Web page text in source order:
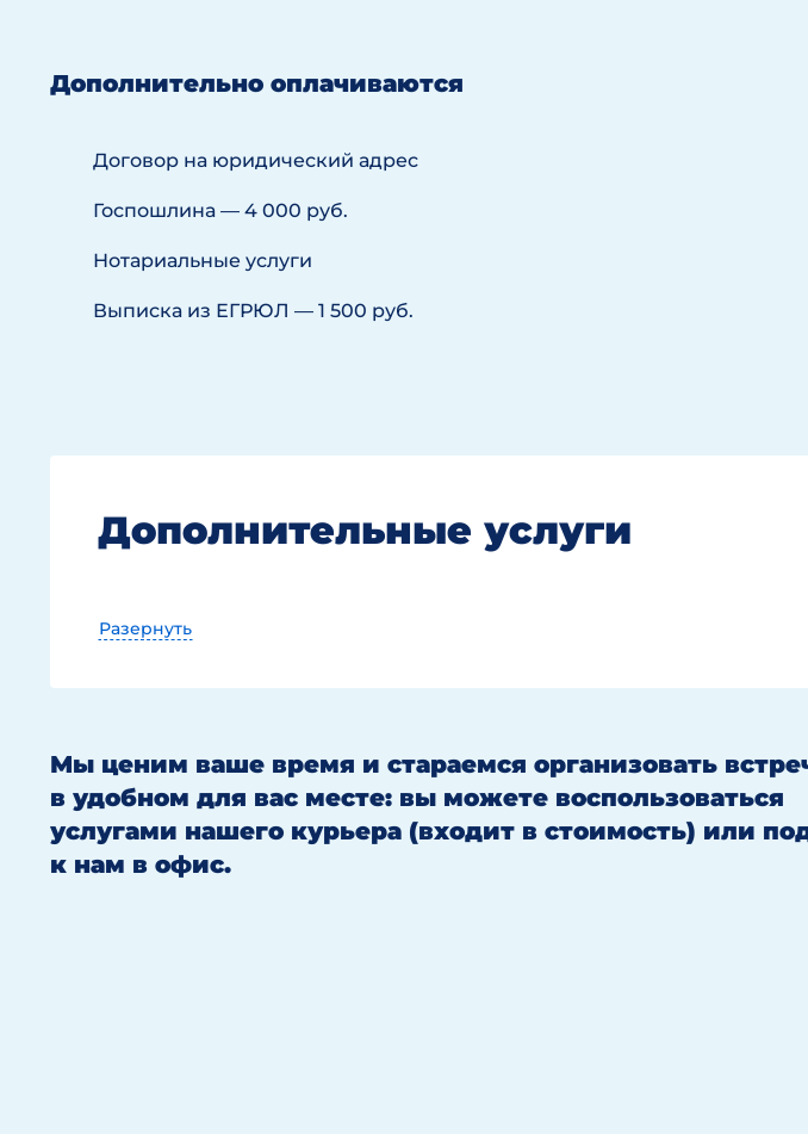
Дополнительно оплачиваются
Договор на юридический адрес
Госпошлина — 4 000 руб.
Нотариальные услуги
Выписка из ЕГРЮЛ — 1 500 руб.
Дополнительные услуги
Разернуть
Срочная подготовка документов — + 30%
Получение упрощенной системы налогообложения — 2 500 руб.
Мы ценим ваше время и стараемся организовать
в удобном для вас месте: вы можете воспользоваться
услугами нашего курьера (входит в стоимость) или
к нам в офис.